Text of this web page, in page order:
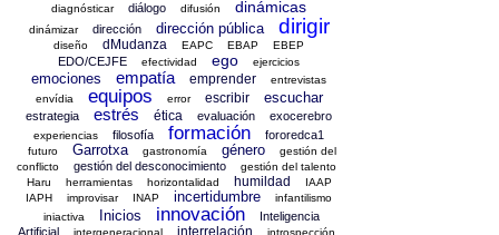
diagnósticar diálogo difusión dinámicas
dinámizar dirección dirección pública dirigir
diseño dMudanza EAPC EBAP EBEP
EDO/CEJFE efectividad ego ejercicios
emociones empatía emprender
entrevistas
envídia
equipos error escribir escuchar
estrategia estrés ética evaluación exocerebro
experiencias filosofía formación fororedca1
futuro Garrotxa gastronomía género
gestión del
conflicto
gestión del desconocimiento
gestión del talento
Haru
herramientas horizontalidad humildad
IAAP
IAPH
improvisar INAP incertidumbre
infantilismo
iniactiva
Inicios innovación
Inteligencia
Artificial